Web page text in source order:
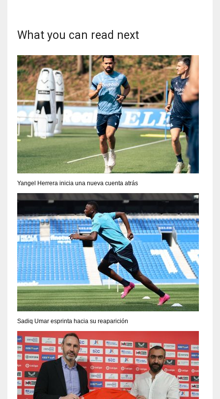
What you can read next
Yangel Herrera inicia una nueva cuenta atrás
Sadiq Umar esprinta hacia su reaparición